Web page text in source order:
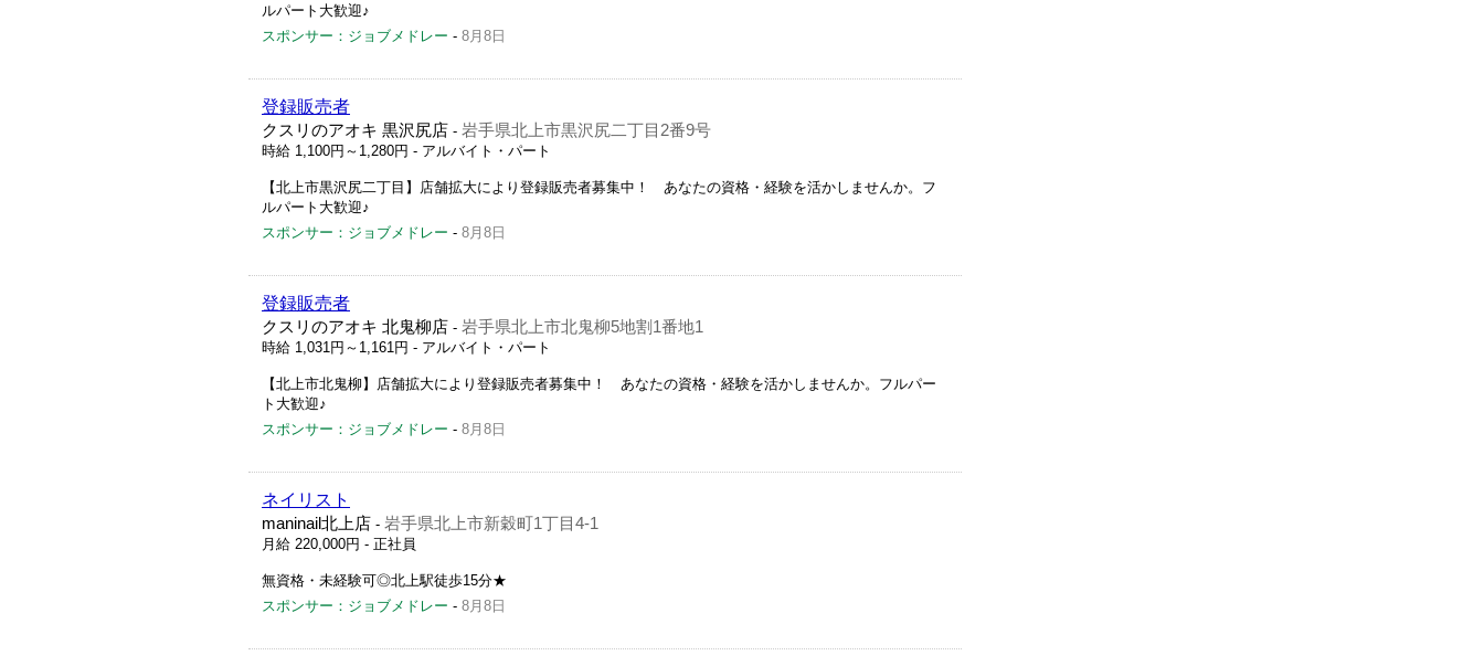
ルパート大歓迎♪
スポンサー：ジョブメドレー - 8月8日
登録販売者
クスリのアオキ 黒沢尻店 - 岩手県北上市黒沢尻二丁目2番9号
時給 1,100円～1,280円 - アルバイト・パート
【北上市黒沢尻二丁目】店舗拡大により登録販売者募集中！ あなたの資格・経験を活かしませんか。フ
ルパート大歓迎♪
スポンサー：ジョブメドレー - 8月8日
登録販売者
クスリのアオキ 北鬼柳店 - 岩手県北上市北鬼柳5地割1番地1
時給 1,031円～1,161円 - アルバイト・パート
【北上市北鬼柳】店舗拡大により登録販売者募集中！ あなたの資格・経験を活かしませんか。フルパー
ト大歓迎♪
スポンサー：ジョブメドレー - 8月8日
ネイリスト
maninail北上店 - 岩手県北上市新穀町1丁目4-1
月給 220,000円 - 正社員
無資格・未経験可◎北上駅徒歩15分★
スポンサー：ジョブメドレー - 8月8日